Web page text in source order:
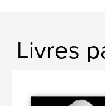
Livres